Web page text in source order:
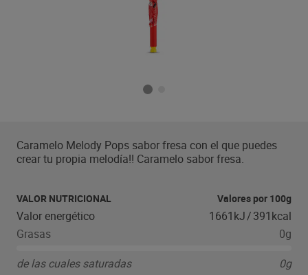
Caramelo Melody Pops sabor fresa con el que puedes
crear tu propia melodía!! Caramelo sabor fresa.
VALOR NUTRICIONAL Valores por 100g
Valor energético 1661kJ/391kcal
Grasas
0g
de las cuales saturadas
0g